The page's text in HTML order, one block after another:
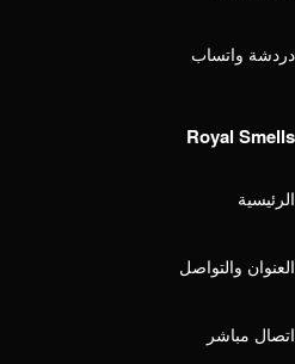
دردشة واتساب
Royal Smells
الرئيسية
العنوان والتواصل
اتصال مباشر